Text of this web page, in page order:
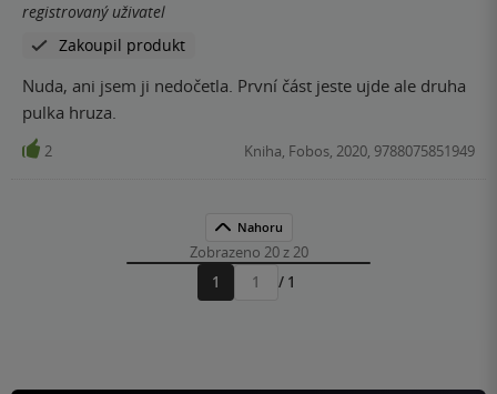
registrovaný uživatel
Zakoupil produkt
Nuda, ani jsem ji nedočetla. První část jeste ujde ale druha
pulka hruza.
2 Kniha, Fobos, 2020, 9788075851949
Nahoru
Zobrazeno 20 z 20
1
Přejít
/ 1